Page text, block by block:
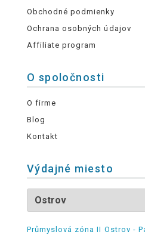
Obchodné podmienky
Ochrana osobných údajov
Affiliate program
O spoločnosti
O firme
Blog
Kontakt
Výdajné miesto
Průmyslová zóna II Ostrov -